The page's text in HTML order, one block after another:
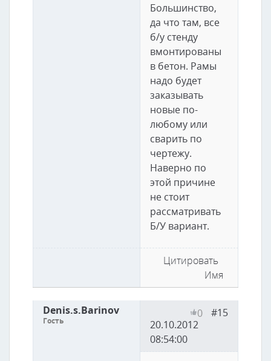
Большинство,
да что там, все
б/у стенду
вмонтированы
в бетон. Рамы
надо будет
заказывать
новые по-
любому или
сварить по
чертежу.
Наверно по
этой причине
не стоит
рассматривать
Б/У вариант.
Цитировать
Имя
Denis.s.Barinov
Гость
#15
0
20.10.2012
08:54:00